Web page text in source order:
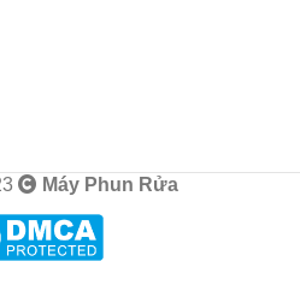
Máy Phun Rửa